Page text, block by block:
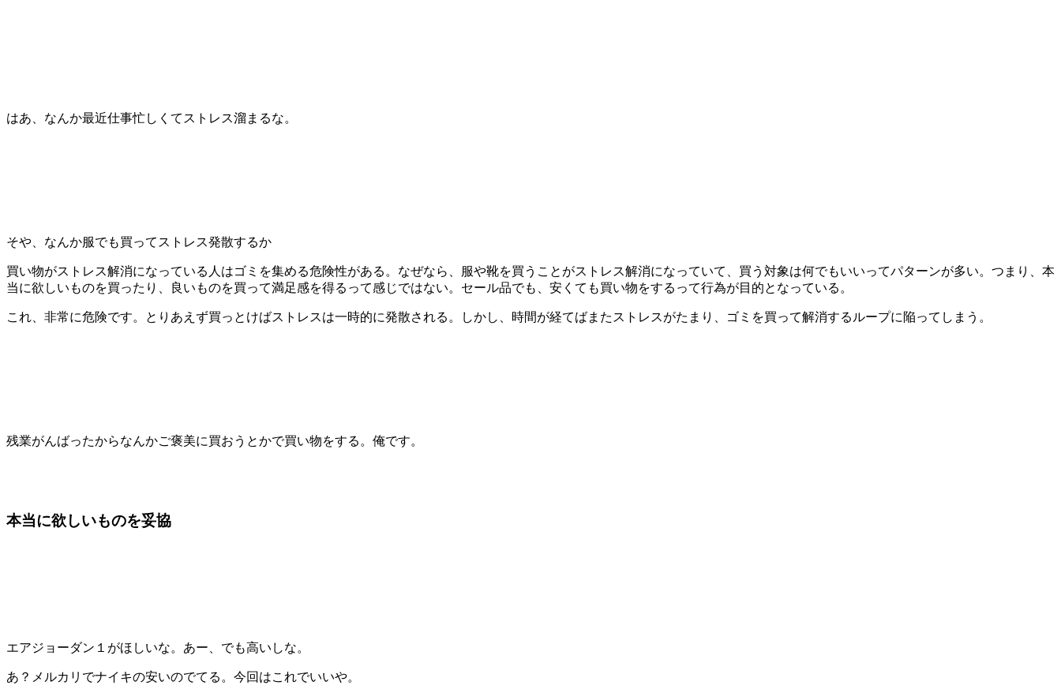
はあ、なんか最近仕事忙しくてストレス溜まるな。
そや、なんか服でも買ってストレス発散するか
買い物がストレス解消になっている人はゴミを集める危険性がある。なぜなら、服や靴を買うことがストレス解消になっていて、買う対象は何でもいいってパターンが多い。つまり、 本
当に欲しいものを買ったり、良いものを買って満足感を得るって感じではない。 セール品でも、安くても買い物をするって行為が目的となっている。
これ、非常に危険です。とりあえず買っとけばストレスは一時的に発散される。しかし、時間が経てばまたストレスがたまり、ゴミを買って解消するループに陥ってしまう。
残業がんばったからなんかご褒美に買おうとかで買い物をする。俺です。
本当に欲しいものを妥協
エアジョーダン１がほしいな。あー、でも高いしな。
あ？メルカリでナイキの安いのでてる。今回はこれでいいや。